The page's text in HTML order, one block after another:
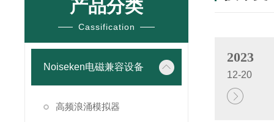
产品分类
Cassification
Noiseken电磁兼容设备
高频浪涌模拟器
2023
12-20